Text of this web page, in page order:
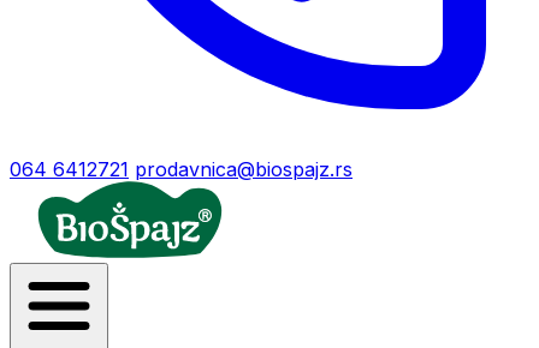
064 6412721 prodavnica@biospajz.rs